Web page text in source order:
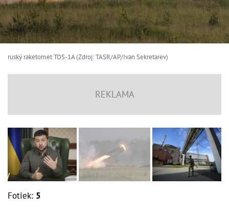
ruský raketomet TOS-1A (Zdroj: TASR/AP/Ivan Sekretarev)
Fotiek: 5